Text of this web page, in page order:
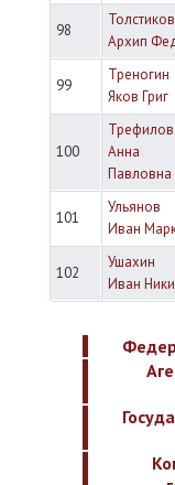
98
Толстиков
Архип
99
Треногин
Яков Григ
100
Анна
Павловна
101
Ульянов
Иван
102
Ушахин
Иван